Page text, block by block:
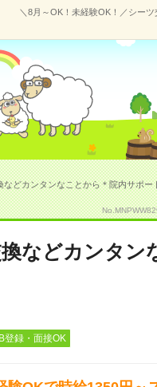
＼8月～OK！未経験OK！／シー
どカンタンなことから＊院内サポー
などカンタン
登録・面接OK